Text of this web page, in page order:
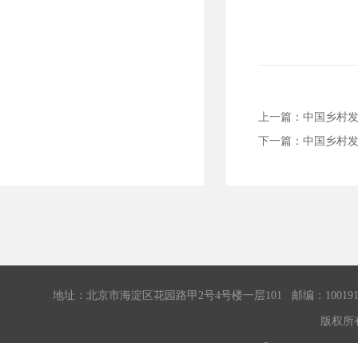
上一篇： 中国乡村
下一篇： 中国乡村
地址：北京市海淀区花园路甲2号4号楼一层101 邮编：
版权